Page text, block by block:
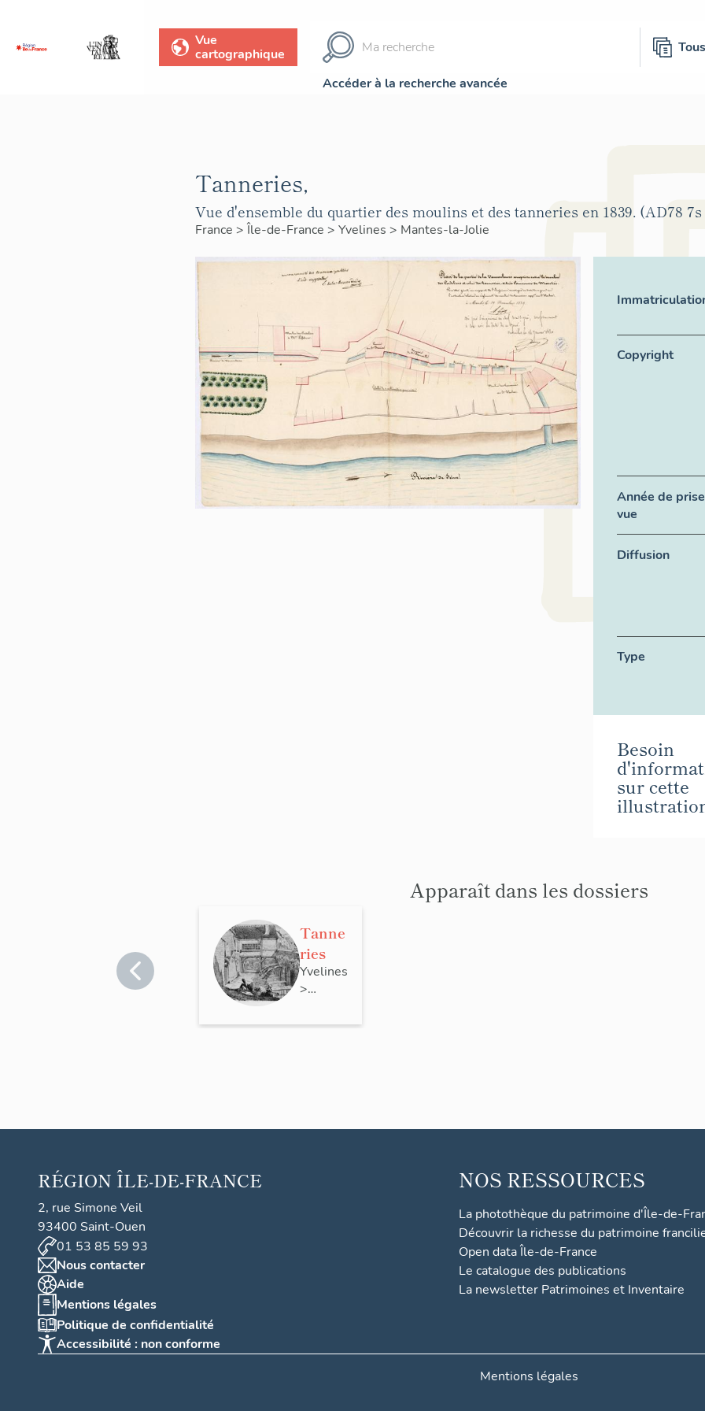
Vue
cartographique
Tous
Accéder à la recherche avancée
Tanneries,
Vue d'ensemble du quartier des moulins et des tanneries en 1839. (AD78 7s
France >Île-de-France > Yvelines > Mantes-la-Jolie
Copyright
Année de
vue
Diffusion
Type
Besoin
sur cette
Apparaît dans les dossiers
Tanne
ries
Yvelines
>
la-Jolie
RÉGION ÎLE-DE-FRANCE
2, rue Simone Veil
93400 Saint-Ouen
01 53 85 59 93
Nous contacter
Aide
Mentions légales
Politique de confidentialité
Accessibilité : non conforme
NOS RESSOURCES
La photothèque du patrimoine d'Île-de-
Découvrir la richesse du patrimoine
Open data Île-de-France
Le catalogue des publications
La newsletter Patrimoines et Inventaire
Mentions légales